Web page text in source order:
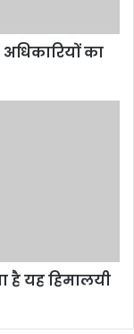
का
यह हिमालयी